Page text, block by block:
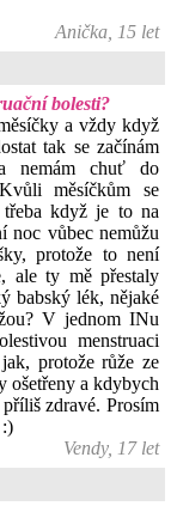
Anička, 15 let
bolesti?
a vždy když
tak se začínám
nemám chuť do
měsíčkům se
když je to na
noc vůbec nemůžu
protože to není
ale ty mě přestaly
babský lék, nějaké
V jednom INu
menstruaci
protože růže ze
ošetřeny a kdybych
zdravé. Prosím
Vendy, 17 let